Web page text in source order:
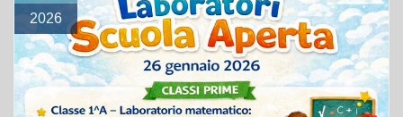
2026